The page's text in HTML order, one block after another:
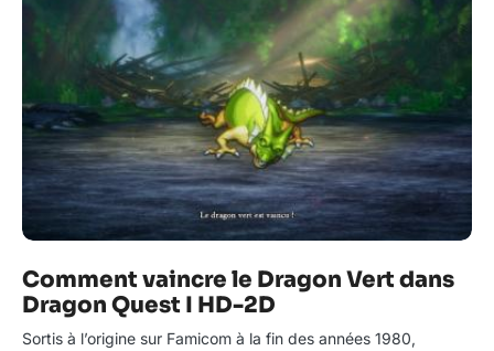
Comment vaincre le Dragon Vert dans
Dragon Quest I HD-2D
Sortis à l’origine sur Famicom à la fin des années 1980,